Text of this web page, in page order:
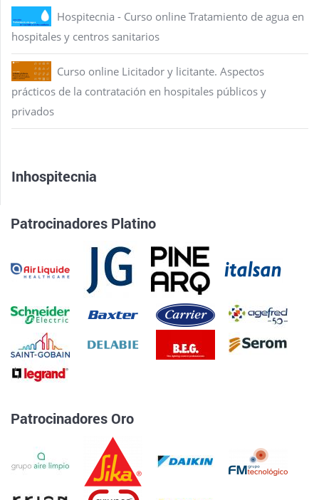
Hospitecnia - Curso online Tratamiento de agua en
hospitales y centros sanitarios
Curso online Licitador y licitante. Aspectos
prácticos de la contratación en hospitales públicos y
privados
Inhospitecnia
Patrocinadores Platino
Patrocinadores Oro